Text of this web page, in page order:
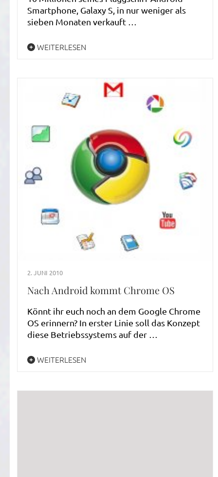
Smartphone, Galaxy S, in nur weniger als
sieben Monaten verkauft …
WEITERLESEN
2. JUNI 2010
Nach Android kommt Chrome OS
Könnt ihr euch noch an dem Google Chrome
OS erinnern? In erster Linie soll das Konzept
diese Betriebssystems auf der …
WEITERLESEN